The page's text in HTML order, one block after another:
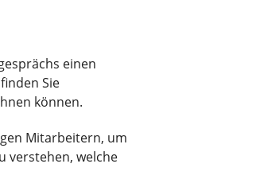
einen
Sie
können.
Mitarbeitern, um
verstehen, welche